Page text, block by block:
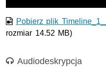
Pobierz plik
rozmiar 14.52 MB)
Nagranie audio
Audiodeskrypcja